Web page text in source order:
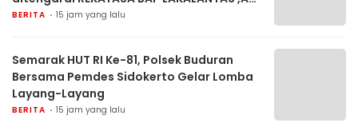
MARTI dilaporkan PROPAM Polda Jatim
BERITA 15 jam yang lalu
Semarak HUT RI Ke-81, Polsek Buduran
Bersama Pemdes Sidokerto Gelar Lomba
Layang-Layang
BERITA 15 jam yang lalu